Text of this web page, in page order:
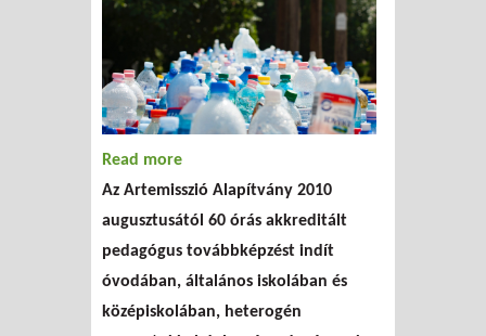
Read more
fejlesztés iskolai környezetben
Az Artemisszió Alapítvány 2010
augusztusától 60 órás akkreditált
pedagógus továbbképzést indít
óvodában, általános iskolában és
középiskolában, heterogén